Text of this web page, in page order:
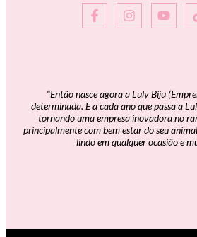
“Então nasce agora a Luly Biju
determinada. E a cada ano que passa a
tornando uma empresa inovadora no
principalmente com bem estar do seu
lindo em qualquer ocasião e